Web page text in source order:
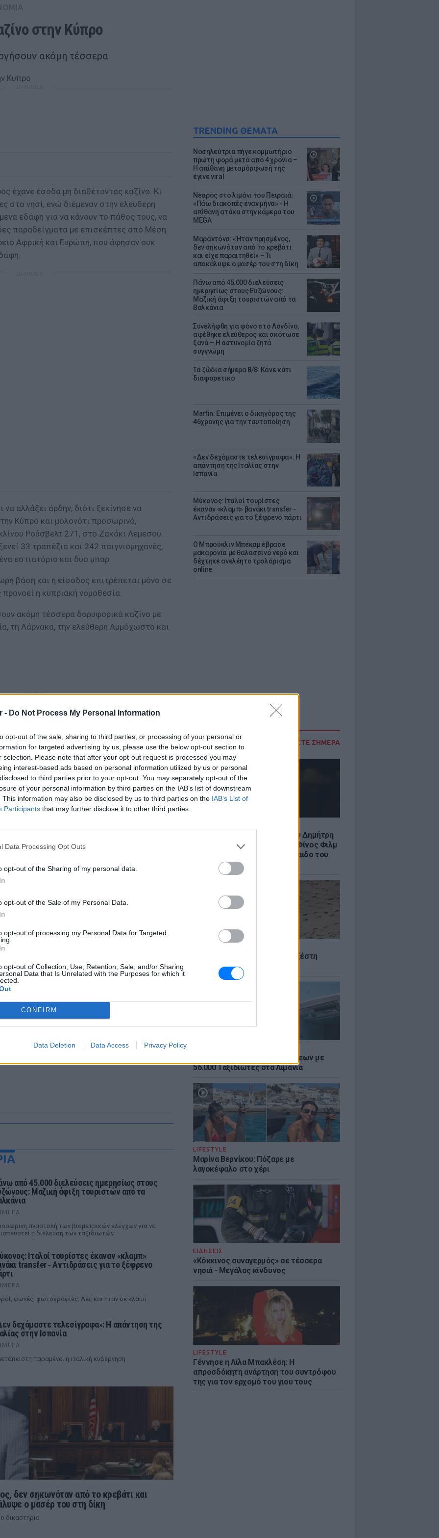
- Do Not Process My Personal Information
opt-out of the sale, sharing to third parties, or processing of your personal or
for targeted advertising by us, please use the below opt-out section to
selection. Please note that after your opt-out request is processed you may
interest-based ads based on personal information utilized by us or personal
to third parties prior to your opt-out. You may separately opt-out of the
of your personal information by third parties on the IAB’s list of downstream
This information may also be disclosed by us to third parties on the IAB’s List of
Participants that may further disclose it to other third parties.
Data Processing Opt Outs
opt-out of the Sharing of my personal data.
opt-out of the Sale of my Personal Data.
opt-out of processing my Personal Data for Targeted
opt-out of Collection, Use, Retention, Sale, and/or Sharing
Data that Is Unrelated with the Purposes for which it
CONFIRM
Data Deletion Data Access Privacy Policy
TRENDING ΘΕΜΑΤΑ
Νοσηλεύτρια πήγε κομμωτήριο
πρώτη φορά μετά από 4 χρόνια –
Η απίθανη μεταμόρφωσή της
έγινε viral
Νεαρός στο λιμάνι του Πειραιά:
«Πάω διακοπές έναν μήνα» - Η
απίθανη ατάκα στην κάμερα του
MEGA
Μαραντόνα: «Ήταν πρησμένος,
δεν σηκωνόταν από το κρεβάτι
και είχε παραιτηθεί» – Τι
αποκάλυψε ο μασέρ του στη δίκη
Πάνω από 45.000 διελεύσεις
ημερησίως στους Ευζώνους:
Μαζική άφιξη τουριστών από τα
Βαλκάνια
Συνελήφθη για φόνο στο Λονδίνο,
αφέθηκε ελεύθερος και σκότωσε
ξανά – Η αστυνομία ζητά
συγγνώμη
Τα ζώδια σήμερα 8/8: Κάνε κάτι
διαφορετικό
Marfin: Επιμένει ο δικηγόρος της
46χρονης για την ταυτοποίηση
«Δεν δεχόμαστε τελεσίγραφα»: Η
απάντηση της Ιταλίας στην
Ισπανία
Μύκονος: Ιταλοί τουρίστες
έκαναν «κλαμπ» βανάκι transfer -
Αντιδράσεις για το ξέφρενο πάρτι
Ο Μπρούκλιν Μπέκαμ έβρασε
μακαρόνια με θαλασσινό νερό και
δέχτηκε ανελέητο τρολάρισμα
online
ΔΙΑΒΑΣΤΕ ΣΗΜΕΡΑ
22 χρόνια από τον θάνατο του Δημήτρη
Παπαμιχαήλ: Η ανάρτηση της Φίνος Φιλμ
για το «γοητευτικό λεβεντόπαιδο του
ελληνικού σινεμά»
Καιρός: Πού θα «χτυπήσει» η ζέστη
Αύγουστος: Ρεκόρ Αναχωρήσεων με
56.000 Ταξιδιώτες στα Λιμάνια
LIFESTYLE
Μαρίνα Βερνίκου: Πόζαρε με
λαγοκέφαλο στο χέρι
ΕΙΔΗΣΕΙΣ
«Κόκκινος συναγερμός» σε τέσσερα
νησιά - Μεγάλος κίνδυνος
LIFESTYLE
Γέννησε η Λίλα Μπακλέση: Η
απροσδόκητη ανάρτηση του συντρόφου
της για τον ερχομό του γιου τους
στην Κύπρο
ακόμη τέσσερα
έχανε έσοδα μη διαθέτοντας καζίνο. Κι
στο νησί, ενώ διέμεναν στην ελεύθερη
εδάφη για να κάνουν το πάθος τους, να
παραδείγματα με επισκέπτες από Μέση
Αφρική και Ευρώπη, που άφησαν ουκ
αλλάξει άρδην, διότι ξεκίνησε να
Κύπρο και μολονότι προσωρινό,
Ρούσβελτ 271, στο Ζακάκι Λεμεσού.
33 τραπέζια και 242 παιγνιομηχανές,
εστιατόριο και δύο μπαρ.
βάση και η είσοδος επιτρέπεται μόνο σε
η κυπριακή νομοθεσία.
ακόμη τέσσερα δορυφορικά καζίνο με
τη Λάρνακα, την ελεύθερη Αμμόχωστο και
ΔΙΑΦΗΜΙΣΗ
στο
και στο Instagram
από 45.000 διελεύσεις ημερησίως στους
Μαζική άφιξη τουριστών από τα
αναστολή των βιομετρικών ελέγχων για να
η διέλευση των ταξιδιωτών
Ιταλοί τουρίστες έκαναν «κλαμπ»
transfer ‑ Αντιδράσεις για το ξέφρενο
φωνές, φωτογραφίες: Λες και ήταν σε κλαμπ
δεχόμαστε τελεσίγραφα»: Η απάντηση της
στην Ισπανία
παραμένει η ιταλική κυβέρνηση
δεν σηκωνόταν από το κρεβάτι και
ο μασέρ του στη δίκη
δικαστήριο